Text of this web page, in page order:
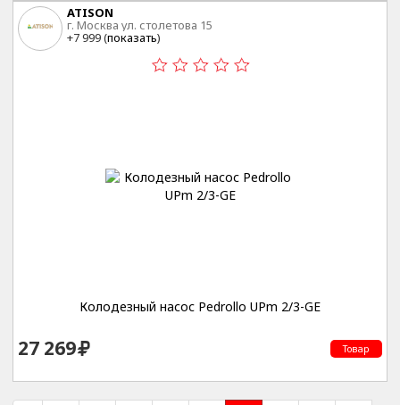
ATISON
г. Москва ул. столетова 15
+7 999 (показать)
Колодезный насос Pedrollo UPm 2/3-GE
27 269 Товар